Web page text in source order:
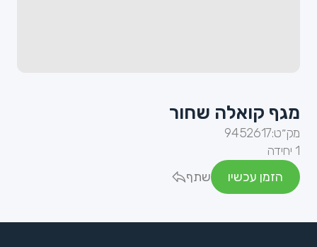
מגף קואלה שחור
מק״ט:9452617
1 יחידה
הזמן עכשיו
שתף